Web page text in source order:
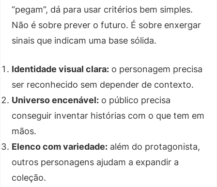
“pegam”, dá para usar critérios bem simples.
Não é sobre prever o futuro. É sobre enxergar
sinais que indicam uma base sólida.
Identidade visual clara: o personagem precisa
ser reconhecido sem depender de contexto.
Universo encenável: o público precisa
conseguir inventar histórias com o que tem em
mãos.
Elenco com variedade: além do protagonista,
outros personagens ajudam a expandir a
coleção.